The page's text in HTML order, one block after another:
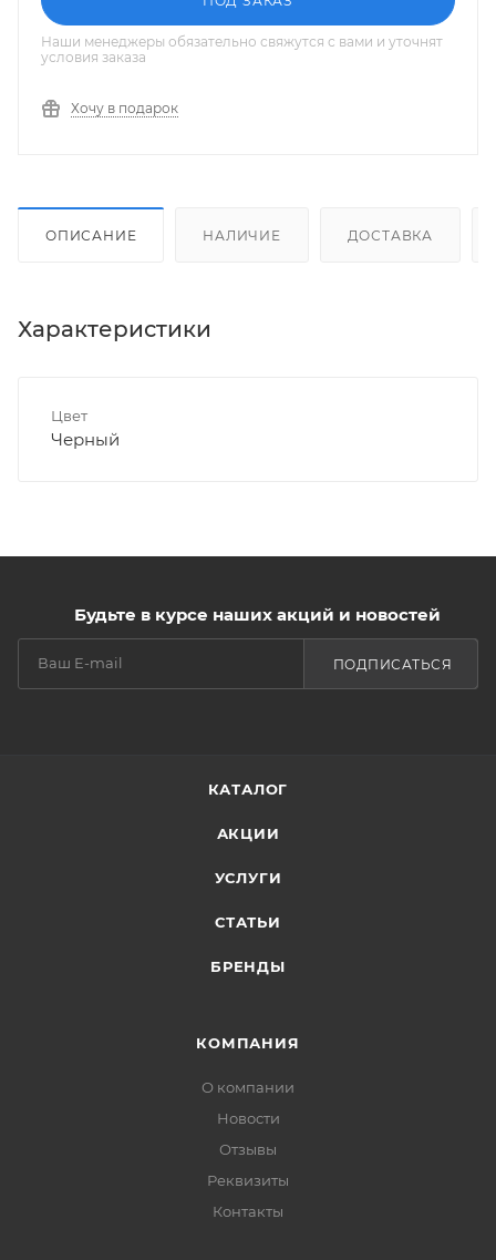
Наши менеджеры обязательно свяжутся с вами и уточнят
условия заказа
Хочу в подарок
ОПИСАНИЕ НАЛИЧИЕ ДОСТАВКА
Характеристики
Цвет
Черный
Будьте в курсе наших акций и новостей
ПОДПИСАТЬСЯ
КАТАЛОГ
АКЦИИ
УСЛУГИ
СТАТЬИ
БРЕНДЫ
КОМПАНИЯ
О компании
Новости
Отзывы
Реквизиты
Контакты